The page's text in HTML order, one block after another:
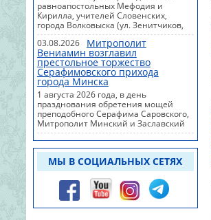
позволяет совмещать занятия с
работой или учебой.
Продолжительность курса составляет
четыре месяца. Набор на отделение
осуществляется два раза в течение
учебного года.Получить
профессиональные навыки
церковног...
равноапостольных Мефодия и
Кирилла, учителей Словенских,
города Волковыска (ул. Зенитчиков,
52) проводит XII ежегодный
социально-благотворительный слет
православной молодежи "Встреча
друзей", сообщает
orthos.org.Мероприятие
ориентировано на работу с детьми-
инвалидами Волковысского района и
других районов Гродненской
области.Программа10 августа14:00 —
заезд братства, разбивка
палаточного городка, подготовка
территории.11 августа —
социальный день9:00–10:00 —
встре...
03.08.2026 Митрополит
Вениамин возглавил
престольное торжество
Серафимовского прихода
города Минска
1 августа 2026 года, в день
празднования обретения мощей
преподобного Серафима Саровского,
Митрополит Минский и Заславский
Вениамин, Патриарший Экзарх всея
Беларуси, совершил Божественную
литургию в храме в честь
преподобных Оптинских старцев
Серафимовского прихода города
Минска.Его Высокопреосвященству
сослужили: ректор Минской духовной
академии архимандрит Афанасий
(Соколов); председатель
МЫ В СОЦИАЛЬНЫХ СЕТЯХ